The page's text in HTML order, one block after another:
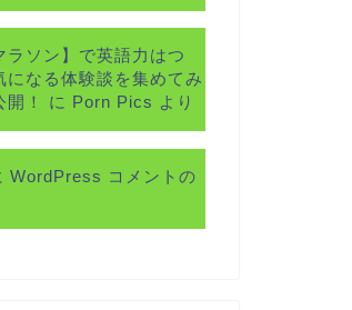
ラソン】で英語力はつ
になる体験談を集めてみ
！
に Porn Pics より
WordPress コメントの